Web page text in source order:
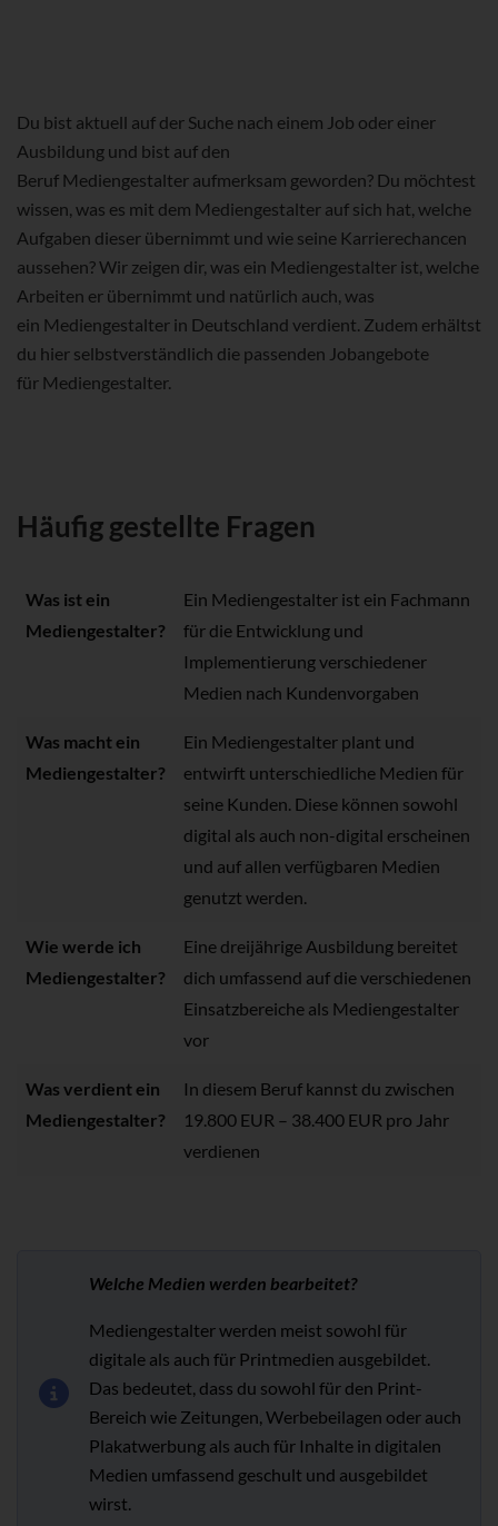
Du bist aktuell auf der Suche nach einem Job oder einer
Ausbildung und bist auf den
Beruf Mediengestalter aufmerksam geworden? Du möchtest
wissen, was es mit dem Mediengestalter auf sich hat, welche
Aufgaben dieser übernimmt und wie seine Karrierechancen
aussehen? Wir zeigen dir, was ein Mediengestalter ist, welche
Arbeiten er übernimmt und natürlich auch, was
ein Mediengestalter in Deutschland verdient. Zudem erhältst
du hier selbstverständlich die passenden Jobangebote
für Mediengestalter.
Häufig gestellte Fragen
Was ist ein
Mediengestalter?
Ein Mediengestalter ist ein Fachmann
für die Entwicklung und
Implementierung verschiedener
Medien nach Kundenvorgaben
Was macht ein
Mediengestalter?
Ein Mediengestalter plant und
entwirft unterschiedliche Medien für
seine Kunden. Diese können sowohl
digital als auch non-digital erscheinen
und auf allen verfügbaren Medien
genutzt werden.
Wie werde ich
Mediengestalter?
Eine dreijährige Ausbildung bereitet
dich umfassend auf die verschiedenen
Einsatzbereiche als Mediengestalter
vor
Was verdient ein
Mediengestalter?
In diesem Beruf kannst du zwischen
19.800 EUR – 38.400 EUR pro Jahr
verdienen
Welche Medien werden bearbeitet?
Mediengestalter werden meist sowohl für
digitale als auch für Printmedien ausgebildet.
Das bedeutet, dass du sowohl für den Print-
Bereich wie Zeitungen, Werbebeilagen oder auch
Plakatwerbung als auch für Inhalte in digitalen
Medien umfassend geschult und ausgebildet
wirst.